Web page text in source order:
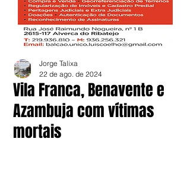
Vila Franca, Benavente e
Azambuja com vítimas
mortais
Jorge Talixa
22 de ago. de 2024